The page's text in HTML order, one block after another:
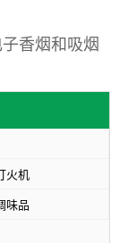
香烟和吸烟
火机
味品